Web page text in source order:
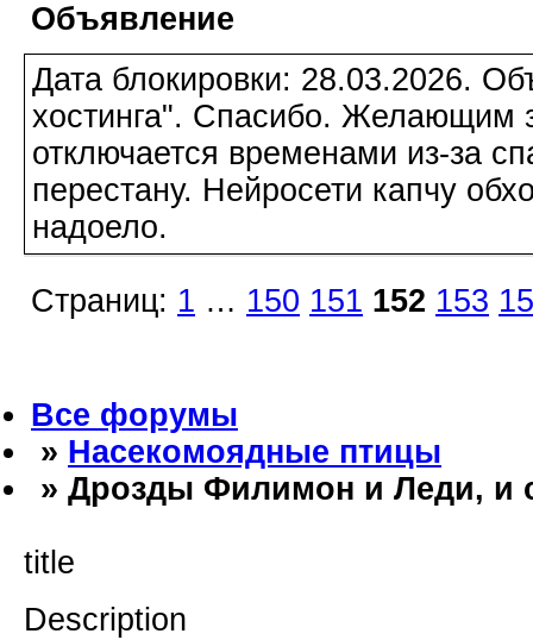
Объявление
Дата блокировки: 28.03.2026.
хостинга". Спасибо. Желающим
отключается временами из-за
перестану. Нейросети капчу
надоело.
Страниц: 1 … 150 151 152 153
Все форумы
» Насекомоядные птицы
» Дрозды Филимон и Леди, и
title
Description